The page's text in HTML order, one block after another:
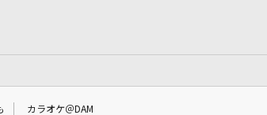
カラオケ＠DAM